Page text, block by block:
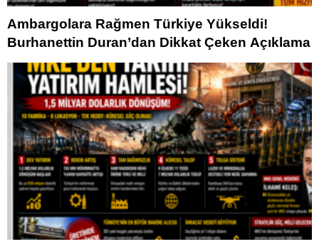
Ambargolara Rağmen Türkiye Yükseldi!
Burhanettin Duran’dan Dikkat Çeken Açıklama